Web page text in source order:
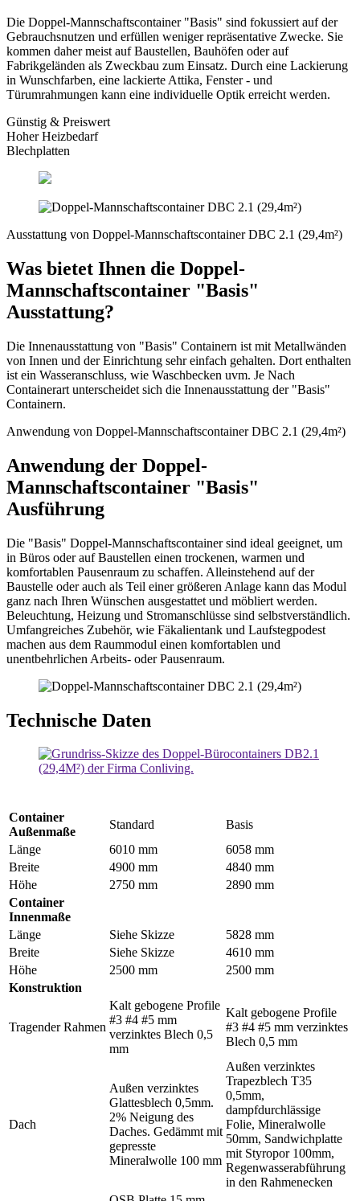
Die Doppel-Mannschaftscontainer "Basis" sind fokussiert auf der
Gebrauchsnutzen und erfüllen weniger repräsentative Zwecke. Sie
kommen daher meist auf Baustellen, Bauhöfen oder auf
Fabrikgeländen als Zweckbau zum Einsatz. Durch eine Lackierung
in Wunschfarben, eine lackierte Attika, Fenster - und
Türumrahmungen kann eine individuelle Optik erreicht werden.
Günstig & Preiswert
HoherHeizbedarf
Blechplatten
Ausstattung von Doppel-Mannschaftscontainer DBC 2.1 (29,4m²)
Was bietet Ihnen die Doppel-
Mannschaftscontainer "Basis"
Ausstattung?
Die Innenausstattung von "Basis" Containern ist mit Metallwänden
von Innen und der Einrichtung sehr einfach gehalten. Dort enthalten
ist ein Wasseranschluss, wie Waschbecken uvm. Je Nach
Containerart unterscheidet sich die Innenausstattung der "Basis"
Containern.
Anwendung von Doppel-Mannschaftscontainer DBC 2.1 (29,4m²)
Anwendung der Doppel-
Mannschaftscontainer "Basis"
Ausführung
Die "Basis" Doppel-Mannschaftscontainer sind ideal geeignet, um
in Büros oder auf Baustellen einen trockenen, warmen und
komfortablen Pausenraum zu schaffen. Alleinstehend auf der
Baustelle oder auch als Teil einer größeren Anlage kann das Modul
ganz nach Ihren Wünschen ausgestattet und möbliert werden.
Beleuchtung, Heizung und Stromanschlüsse sind selbstverständlich.
Umfangreiches Zubehör, wie Fäkalientank und Laufstegpodest
machen aus dem Raummodul einen komfortablen und
unentbehrlichen Arbeits- oder Pausenraum.
Technische Daten
Container
Außenmaße
Standard
Basis
Länge
6010 mm
6058 mm
Breite
4900 mm
4840 mm
Höhe
2750 mm
2890 mm
Container
Innenmaße
Länge
Siehe Skizze
5828 mm
Breite
Siehe Skizze
4610 mm
Höhe
2500 mm
2500 mm
Konstruktion
Tragender Rahmen
Kalt gebogene Profile
#3 #4 #5 mm
verzinktes Blech 0,5
mm
Kalt gebogene Profile
#3 #4 #5 mm verzinktes
Blech 0,5 mm
Dach
Außen verzinktes
Glattesblech 0,5mm.
2% Neigung des
Daches. Gedämmt mit
gepresste
Mineralwolle 100 mm
Außen verzinktes
Trapezblech T35
0,5mm,
dampfdurchlässige
Folie, Mineralwolle
50mm, Sandwichplatte
mit Styropor 100mm,
Regenwasserabführung
in den Rahmenecken